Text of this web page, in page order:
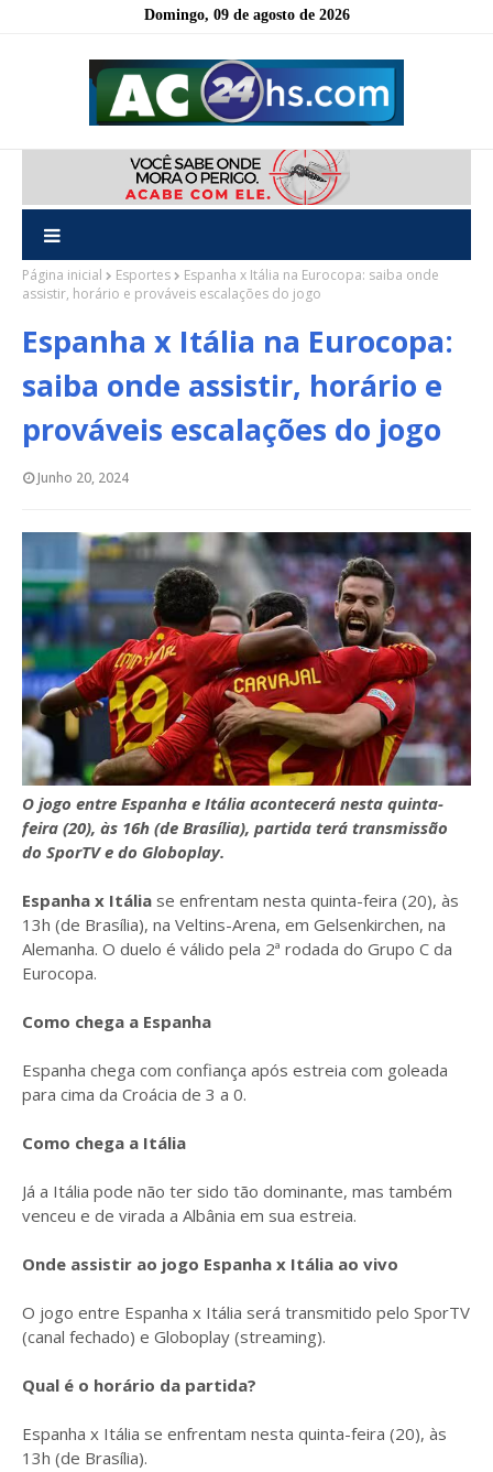
Domingo, 09 de agosto de 2026
Página inicial Esportes
Espanha x Itália na Eurocopa: saiba onde
assistir, horário e prováveis escalações do jogo
Espanha x Itália na Eurocopa:
saiba onde assistir, horário e
prováveis escalações do jogo
Junho 20, 2024
O jogo entre Espanha e Itália acontecerá nesta quinta-
feira (20), às 16h (de Brasília), partida terá transmissão
do SporTV e do Globoplay.
Espanha x Itália se enfrentam nesta quinta-feira (20), às
13h (de Brasília), na Veltins-Arena, em Gelsenkirchen, na
Alemanha. O duelo é válido pela 2ª rodada do Grupo C da
Eurocopa.
Como chega a Espanha
Espanha chega com confiança após estreia com goleada
para cima da Croácia de 3 a 0.
Como chega a Itália
Já a Itália pode não ter sido tão dominante, mas também
venceu e de virada a Albânia em sua estreia.
Onde assistir ao jogo Espanha x Itália ao vivo
O jogo entre Espanha x Itália será transmitido pelo SporTV
(canal fechado) e Globoplay (streaming).
Qual é o horário da partida?
Espanha x Itália se enfrentam nesta quinta-feira (20), às
13h (de Brasília).